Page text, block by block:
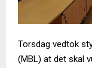
Torsdag vedtok
(MBL) at det skal